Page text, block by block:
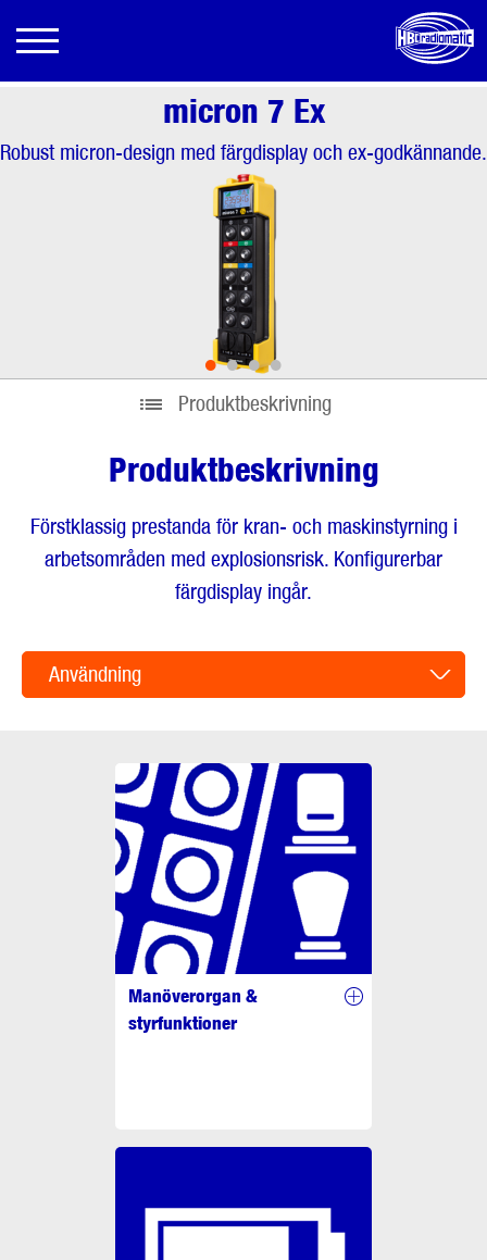
micron 7 Ex
Robust micron-design med färgdisplay och ex-godkännande.
••••
Produktbeskrivning
Produktbeskrivning
Förstklassig prestanda för kran- och maskinstyrning i
arbetsområden med explosionsrisk. Konfigurerbar
färgdisplay ingår.
Användning
Manöverorgan &
styrfunktioner